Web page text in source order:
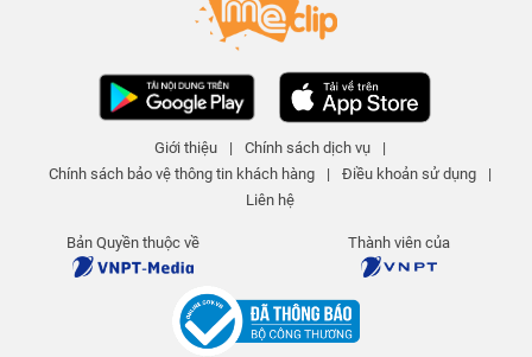
Giới thiệu | Chính sách dịch vụ
|
Chính sách bảo vệ thông tin khách hàng
| Điều khoản sử dụng
|
Liên hệ
Bản Quyền thuộc về Thành viên của